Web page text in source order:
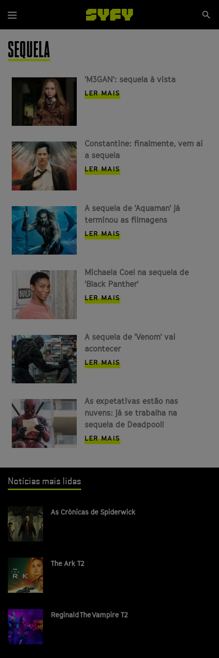
para
o
conteúdo
principal
Menu
SEQUELA
'M3GAN': sequela à vista
LER MAIS
Constantine: finalmente, vem aí
a sequela
LER MAIS
A sequela de 'Aquaman' já
terminou as filmagens
LER MAIS
Michaela Coel na sequela de
'Black Panther'
LER MAIS
A sequela de 'Venom' vai
acontecer
LER MAIS
As expetativas estão nas
nuvens: já se trabalha na
sequela de Deadpool!
LER MAIS
Notícias mais lidas
As Crónicas de Spiderwick
The Ark T2
Reginald The Vampire T2